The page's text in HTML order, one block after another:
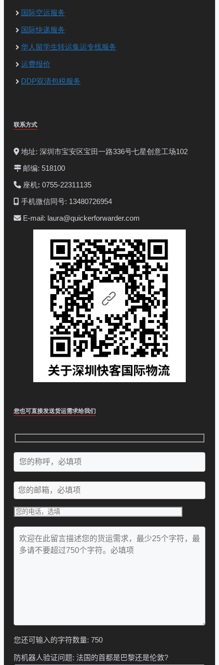
国际空运服务
国际快递服务
华人留学生转运集运专线服务
运费报价
DDP双清包税服务
联系方式
地址: 深圳市宝安区宝田一路336号七星创意工场102
邮编: 518100
座机: 0755-22311135
手机微信同号: 13480726954
E-mail: laura@quickerforwarder.com
您也可直接发送货运需求给我们
您还可输入的字符数量: 750
防机器人验证问题: 法国的首都是巴黎还是伦敦?